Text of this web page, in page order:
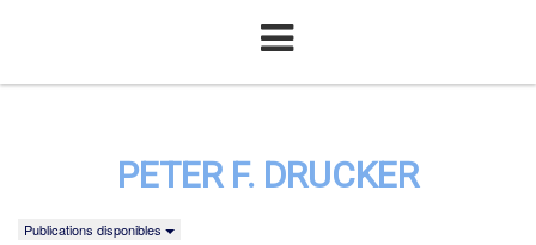
PETER F. DRUCKER
Publications disponibles